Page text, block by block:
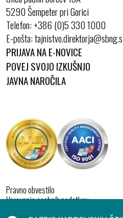
5290 Šempeter pri Gorici
Telefon:+386 (0)5 330 1000
E-pošta:
PRIJAVA NA E-NOVICE
POVEJ SVOJO IZKUŠNJO
JAVNA NAROČILA
Pravno obvestilo
Varovanje osebnih podatkov